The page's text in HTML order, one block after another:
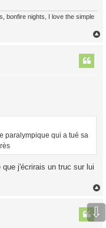
bonfire nights, I love the simple
paralympique qui a tué sa
j'écrirais un truc sur lui
u
⇩